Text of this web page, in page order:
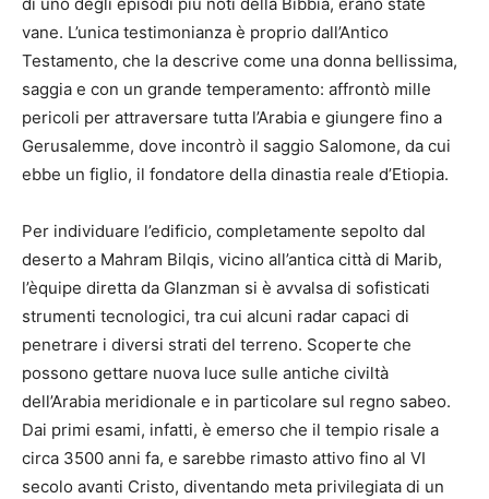
vane. L’unica testimonianza è proprio dall’Antico
Testamento, che la descrive come una donna bellissima,
saggia e con un grande temperamento: affrontò mille
pericoli per attraversare tutta l’Arabia e giungere fino a
Gerusalemme, dove incontrò il saggio Salomone, da cui
ebbe un figlio, il fondatore della dinastia reale d’Etiopia.
Per individuare l’edificio, completamente sepolto dal
deserto a Mahram Bilqis, vicino all’antica città di Marib,
l’èquipe diretta da Glanzman si è avvalsa di sofisticati
strumenti tecnologici, tra cui alcuni radar capaci di
penetrare i diversi strati del terreno. Scoperte che
possono gettare nuova luce sulle antiche civiltà
dell’Arabia meridionale e in particolare sul regno sabeo.
Dai primi esami, infatti, è emerso che il tempio risale a
circa 3500 anni fa, e sarebbe rimasto attivo fino al VI
secolo avanti Cristo, diventando meta privilegiata di un